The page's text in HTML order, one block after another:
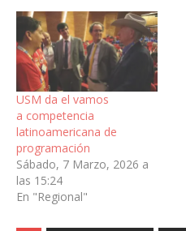
USM da el vamos
a competencia
latinoamericana de
programación
Sábado, 7 Marzo, 2026 a
las 15:24
En "Regional"